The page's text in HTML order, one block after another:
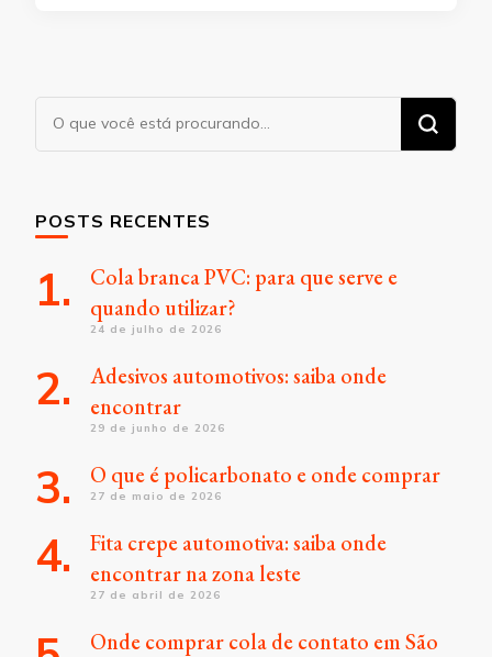
Procurando
algo?
POSTS RECENTES
Cola branca PVC: para que serve e
quando utilizar?
24 de julho de 2026
Adesivos automotivos: saiba onde
encontrar
29 de junho de 2026
O que é policarbonato e onde comprar
27 de maio de 2026
Fita crepe automotiva: saiba onde
encontrar na zona leste
27 de abril de 2026
Onde comprar cola de contato em São